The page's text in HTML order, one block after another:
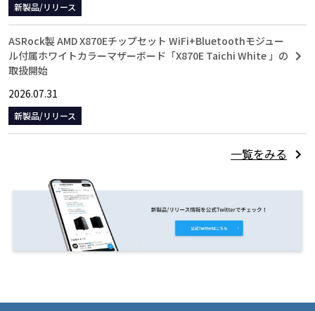
新製品/リリース
ASRock製 AMD X870Eチップセット WiFi+Bluetoothモジュー
ル付属ホワイトカラーマザーボード「X870E Taichi White 」の
取扱開始
2026.07.31
新製品/リリース
一覧をみる